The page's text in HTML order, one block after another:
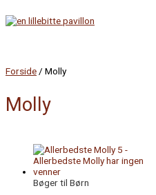
til
Forside / Molly
Molly
Bøger til Børn